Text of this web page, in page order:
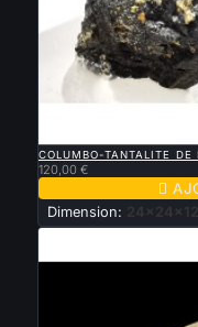
COLUMBO-TANTALITE DE
120,00 €

Dimension: